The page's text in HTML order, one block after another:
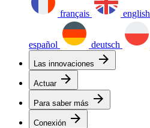
français english
español deutsch
Las innovaciones arrow_forward
Actuar arrow_forward
Para saber más arrow_forward
Conexión arrow_forward